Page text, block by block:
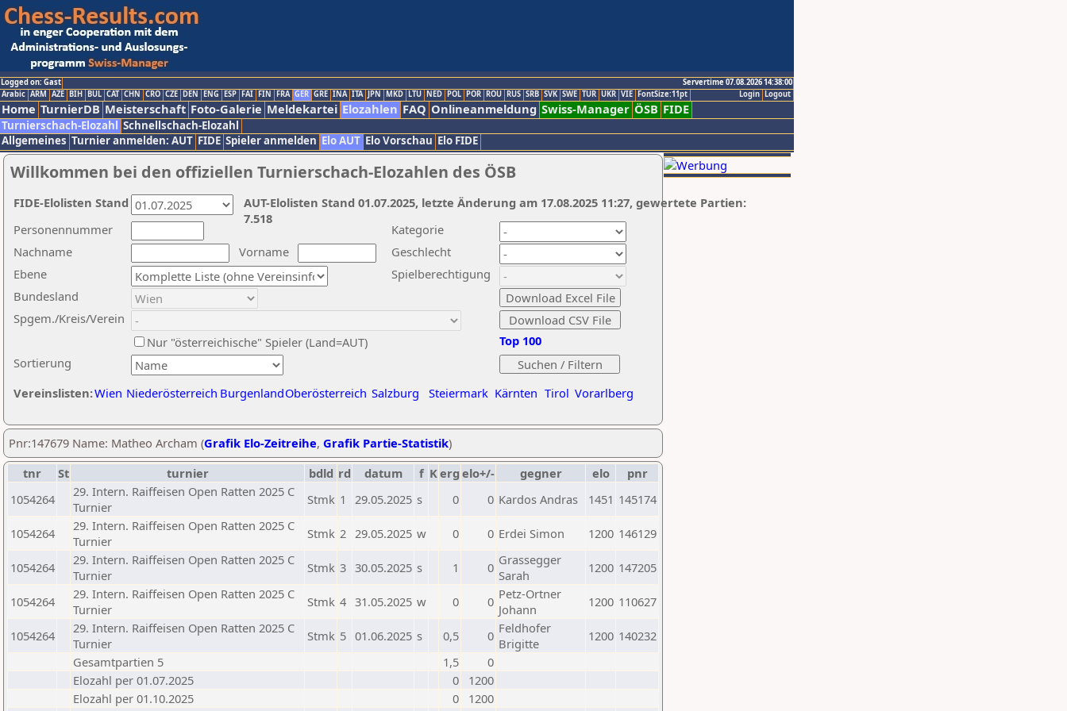
Logged on: Gast
Servertime 07.08.2026 14:38:00
Logout
Login
Arabic ARM AZE BIH BUL CAT CHN CRO CZE DEN ENG ESP FAI FIN FRA GER GRE INA ITA JPN MKD LTU NED POL POR ROU RUS SRB SVK SWE TUR UKR VIE FontSize:11pt
Home TurnierDB Meisterschaft Foto-Galerie Meldekartei Elozahlen FAQ Onlineanmeldung Swiss-Manager ÖSB FIDE
Turnierschach-Elozahl Schnellschach-Elozahl
Allgemeines Turnier anmelden: AUT FIDE Spieler anmelden Elo AUT Elo Vorschau Elo FIDE
Willkommen bei den offiziellen Turnierschach-Elozahlen des ÖSB
Nachname
Vorname
Ebene
Kategorie
Sortierung
Personennummer
Bundesland
Spgem./Kreis/Verein
Geschlecht
Nur "österreichische" Spieler (Land=AUT)
Spielberechtigung
Vereinslisten:Wien Niederösterreich BurgenlandOberösterreich Salzburg Steiermark Kärnten Tirol Vorarlberg
Top 100
AUT-Elolisten Stand 01.07.2025, letzte Änderung am 17.08.2025 11:27, gewertete Partien:
7.518
FIDE-Elolisten Stand
Pnr:147679 Name: Matheo Archam (Grafik Elo-Zeitreihe, Grafik Partie-Statistik)
tnr
St turnier bdld rd datum f Kerg elo+/- gegner elo
pnr
1054264
29. Intern. Raiffeisen Open Ratten 2025 C
Turnier
Stmk 1 29.05.2025 s 0 0 Kardos Andras 1451 145174
1054264
29. Intern. Raiffeisen Open Ratten 2025 C
Turnier
Stmk 2 29.05.2025 w 0 0 Erdei Simon 1200 146129
1054264
29. Intern. Raiffeisen Open Ratten 2025 C
Turnier
Stmk 3 30.05.2025 s 1 0 Grassegger
Sarah
1200 147205
1054264
29. Intern. Raiffeisen Open Ratten 2025 C
Turnier
Stmk 4 31.05.2025 w 0 0 Petz-Ortner
Johann
1200 110627
1054264
29. Intern. Raiffeisen Open Ratten 2025 C
Turnier
Stmk 5 01.06.2025 s 0,5 0 Feldhofer
Brigitte
1200 140232
Gesamtpartien 5
1,5
0
Elozahl per 01.07.2025
0
1200
Elozahl per 01.10.2025
0
1200